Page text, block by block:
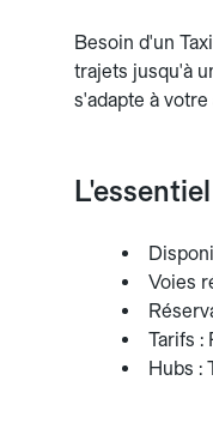
Besoin d'un
trajets jusqu'à
s'adapte à
Voies
Tarifs :
Hubs :